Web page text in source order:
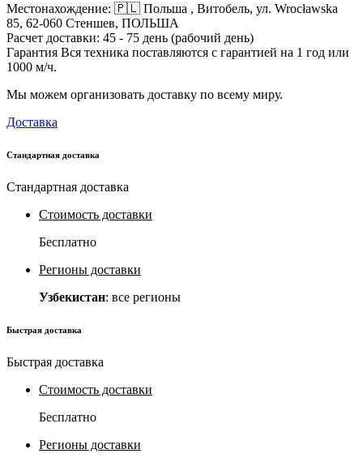
Местонахождение: 🇵🇱 Польша , Витобель, ул. Wrocławska
85, 62-060 Стеншев, ПОЛЬША
Расчет доставки: 45 - 75 день (рабочий день)
Гарантия Вся техника поставляются с гарантией на 1 год или
1000 м/ч.
Мы можем организовать доставку по всему миру.
Доставка
Стандартная доставка
Стандартная доставка
Стоимость доставки
Бесплатно
Регионы доставки
Узбекистан: все регионы
Быстрая доставка
Быстрая доставка
Стоимость доставки
Бесплатно
Регионы доставки